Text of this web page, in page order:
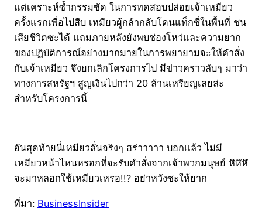
แต่เคราะห์ซ้ำกรรมซัด ในการทดสอบปล่อยเจ้าเหมียว
ครั้งแรกเพื่อไปสืบ เหมียวผู้กล้ากลับโดนแท็กซี่ในพื้นที่ ชน
เสียชีวิตซะได้ แถมภายหลังยังพบช่องโหว่และความยาก
ของปฏิบัติการณ์อย่างมากมายในการพยายามจะให้คำสั่ง
กับเจ้าเหมียว จึงยกเลิกโครงการไป มีข่าวคราวลับๆ มาว่า
ทางการสหรัฐฯ สูญเงินไปกว่า 20 ล้านเหรียญเลยล่ะ
สำหรับโครงการนี้
อันสุดท้ายนี่เหมียวลั่นจริงๆ ฮร่าาาาา บอกแล้ว ไม่มี
เหมียวหน้าไหนหรอกที่จะรับคำสั่งจากเจ้าพวกมนุษย์ หึหึหึ
จะมาหลอกใช้เหมียวเหรอ!!? อย่าหวังซะให้ยาก
ที่มา: BusinessInsider